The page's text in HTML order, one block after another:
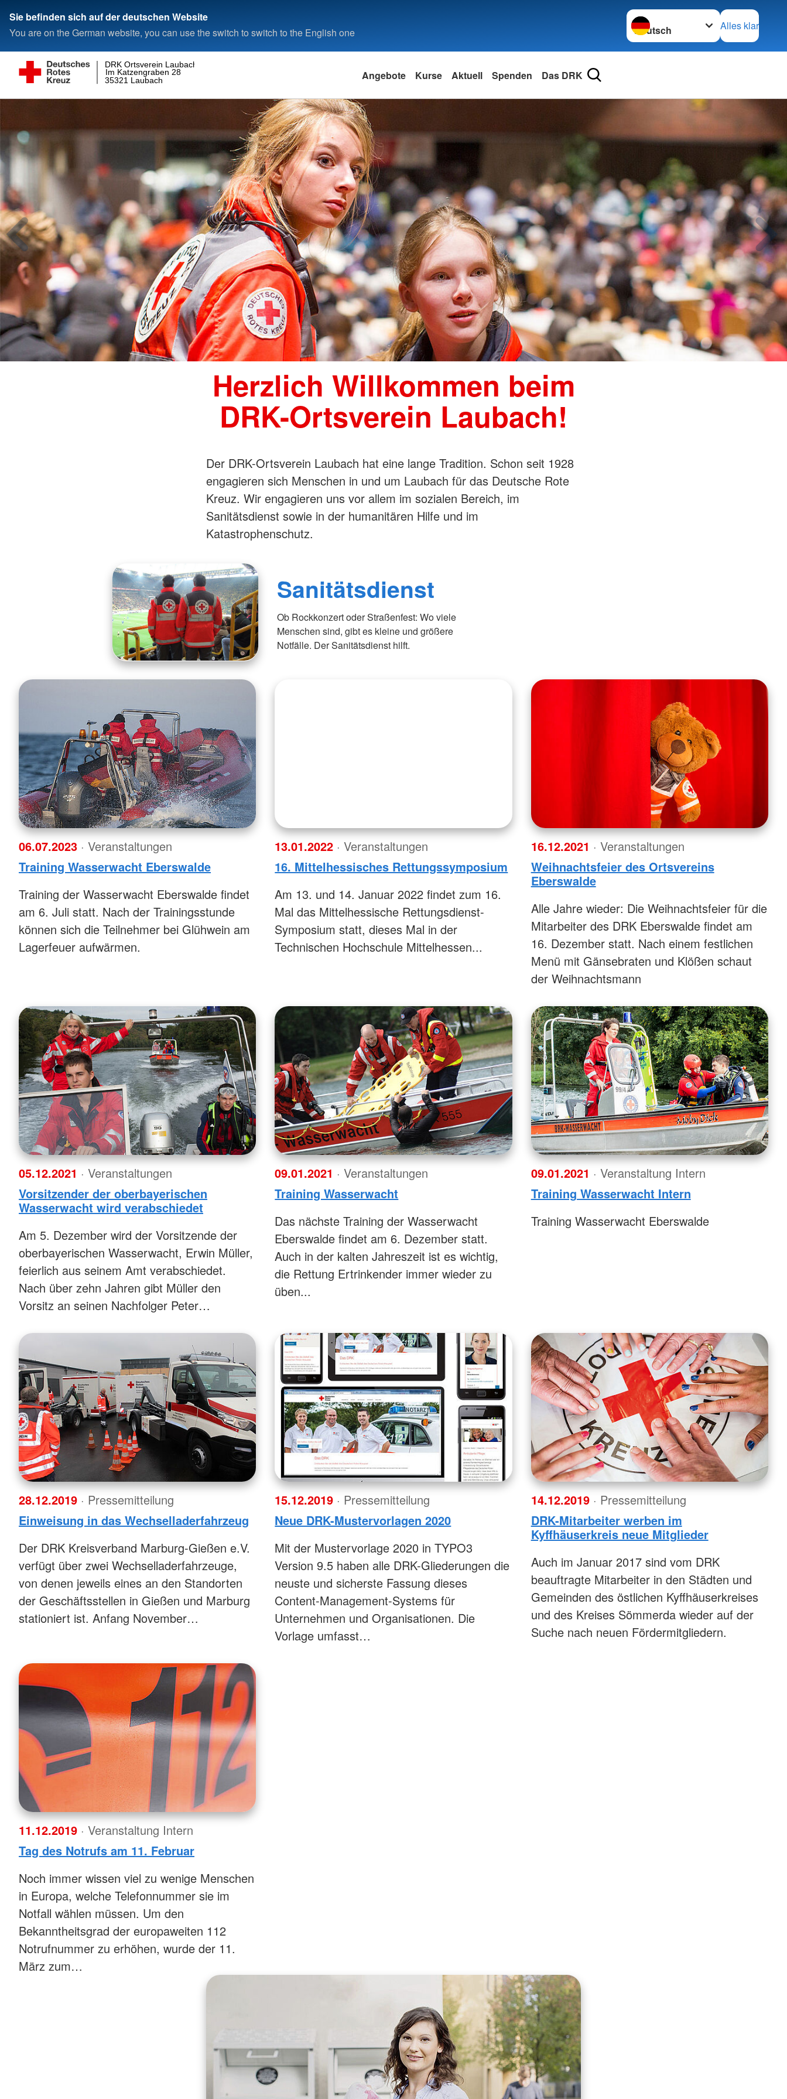
Sie befinden sich auf der deutschen Website
You are on the German website, you can use the switch to switch to the English one
Sprache wechseln zu
Alles klar
35321 Laubach
Im Katzengraben 28
DRK Ortsverein Laubach
Angebote Kurse Aktuell Spenden Das DRK
Herzlich Willkommen beim
DRK-Ortsverein Laubach!
Der DRK-Ortsverein Laubach hat eine lange Tradition. Schon seit 1928
engagieren sich Menschen in und um Laubach für das Deutsche Rote
Kreuz. Wir engagieren uns vor allem im sozialen Bereich, im
Sanitätsdienst sowie in der humanitären Hilfe und im
Katastrophenschutz.
Sanitätsdienst
Ob Rockkonzert oder Straßenfest: Wo viele
Menschen sind, gibt es kleine und größere
Notfälle. Der Sanitätsdienst hilft.
06.07.2023 · Veranstaltungen
Training Wasserwacht Eberswalde
Training der Wasserwacht Eberswalde findet
am 6. Juli statt. Nach der Trainingsstunde
können sich die Teilnehmer bei Glühwein am
Lagerfeuer aufwärmen.
13.01.2022 · Veranstaltungen
16. Mittelhessisches Rettungssymposium
Am 13. und 14. Januar 2022 findet zum 16.
Mal das Mittelhessische Rettungsdienst-
Symposium statt, dieses Mal in der
Technischen Hochschule Mittelhessen...
16.12.2021 · Veranstaltungen
Weihnachtsfeier des Ortsvereins
Eberswalde
Alle Jahre wieder: Die Weihnachtsfeier für die
Mitarbeiter des DRK Eberswalde findet am
16. Dezember statt. Nach einem festlichen
Menü mit Gänsebraten und Klößen schaut
der Weihnachtsmann
05.12.2021 · Veranstaltungen
Vorsitzender der oberbayerischen
Wasserwacht wird verabschiedet
Am 5. Dezember wird der Vorsitzende der
oberbayerischen Wasserwacht, Erwin Müller,
feierlich aus seinem Amt verabschiedet.
Nach über zehn Jahren gibt Müller den
Vorsitz an seinen Nachfolger Peter…
09.01.2021 · Veranstaltungen
Training Wasserwacht
Das nächste Training der Wasserwacht
Eberswalde findet am 6. Dezember statt.
Auch in der kalten Jahreszeit ist es wichtig,
die Rettung Ertrinkender immer wieder zu
üben...
09.01.2021 · Veranstaltung Intern
Training Wasserwacht Intern
Training Wasserwacht Eberswalde
28.12.2019 · Pressemitteilung
Einweisung in das Wechselladerfahrzeug
Der DRK Kreisverband Marburg-Gießen e.V.
verfügt über zwei Wechselladerfahrzeuge,
von denen jeweils eines an den Standorten
der Geschäftsstellen in Gießen und Marburg
stationiert ist. Anfang November…
15.12.2019 · Pressemitteilung
Neue DRK-Mustervorlagen 2020
Mit der Mustervorlage 2020 in TYPO3
Version 9.5 haben alle DRK-Gliederungen die
neuste und sicherste Fassung dieses
Content-Management-Systems für
Unternehmen und Organisationen. Die
Vorlage umfasst…
14.12.2019 · Pressemitteilung
DRK-Mitarbeiter werben im
Kyffhäuserkreis neue Mitglieder
Auch im Januar 2017 sind vom DRK
beauftragte Mitarbeiter in den Städten und
Gemeinden des östlichen Kyffhäuserkreises
und des Kreises Sömmerda wieder auf der
Suche nach neuen Fördermitgliedern.
11.12.2019 · Veranstaltung Intern
Tag des Notrufs am 11. Februar
Noch immer wissen viel zu wenige Menschen
in Europa, welche Telefonnummer sie im
Notfall wählen müssen. Um den
Bekanntheitsgrad der europaweiten 112
Notrufnummer zu erhöhen, wurde der 11.
März zum…